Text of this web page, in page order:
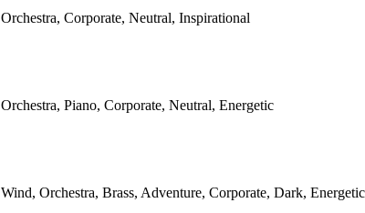
Orchestra, Corporate, Neutral, Inspirational
Orchestra, Piano, Corporate, Neutral, Energetic
Wind, Orchestra, Brass, Adventure, Corporate, Dark,